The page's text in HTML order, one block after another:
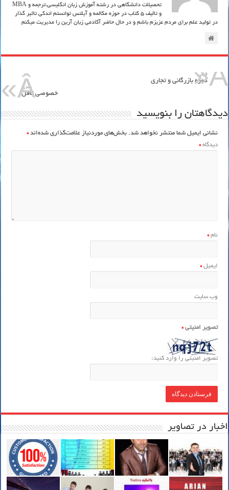
تحصیلات دانشگاهی در رشته آموزش زبان انگلیسی،ترجمه و MBA
و تالیف 5 کتاب در حوزه مکالمه و آیلتس توانستم اندکی تاثیر گذار
در تولید علم برای مردم عزیزم باشم و در حال حاضر آکادمی زبان آرین را مدیریت میکنم
قبلي
دوره بازرگانی و تجاری
بعدی
خصوصی تافل
دیدگاهتان را بنویسید
نشانی ایمیل شما منتشر نخواهد شد. بخش‌های موردنیاز علامت‌گذاری شده‌اند*
دیدگاه*
نام*
ایمیل*
وب‌ سایت
تصویر امنیتی*
تصویر امنیتی را وارد کنید:
اخبار در تصاویر